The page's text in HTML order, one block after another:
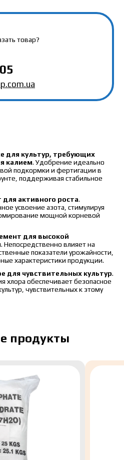
товар?
для культур, требующих
калием. Удобрение идеально
подкормки и фертигации в
поддерживая стабильное
активного роста.
усвоение азота, стимулируя
мощной корневой
для высокой
. Непосредственно влияет на
показатели урожайности,
характеристики продукции.
для чувствительных культур.
хлора обеспечивает безопасное
чувствительных к этому
продукты
и региона доставки. Для
цены заполните
Заказать
принимаю политику
данных.
принимаю политику
данных.
каталог